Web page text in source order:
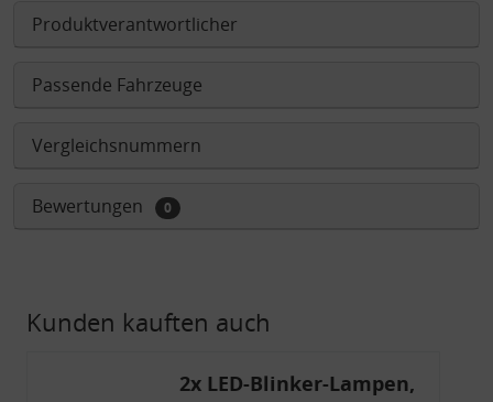
Produktverantwortlicher
Passende Fahrzeuge
Vergleichsnummern
Bewertungen 0
Kunden kauften auch
2x LED-Blinker-Lampen,